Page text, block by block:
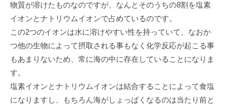
物質が溶けたものなのですが、なんとそのうちの8割を塩素
イオンとナトリウムイオンで占めているのです。
この2つのイオンは水に溶けやすい性を持っていて、なおか
つ他の生物によって摂取される事もなく化学反応が起こる事
もあまりないため、常に海の中に存在していることになりま
す。
塩素イオンとナトリウムイオンは結合することによって食塩
になりますし、もちろん海がしょっぱくなるのは当たり前と